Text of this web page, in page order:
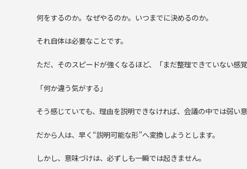
何をするのか。なぜやるのか。いつまでに決めるのか。
それ自体は必要なことです。
ただ、そのスピードが強くなるほど、「まだ整理できていない感
「何か違う気がする」
そう感じていても、理由を説明できなければ、会議の中では弱い
だから人は、早く“説明可能な形”へ変換しようとします。
しかし、意味づけは、必ずしも一瞬では起きません。